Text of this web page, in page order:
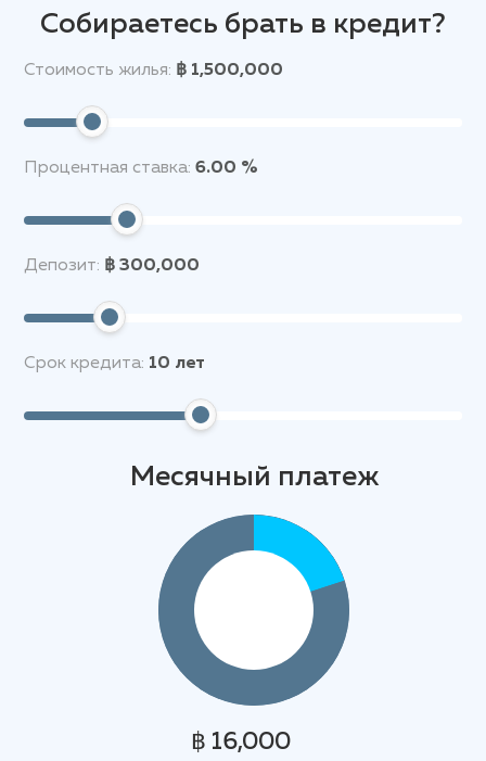
Собираетесь брать в кредит?
Стоимость жилья: ฿ 1,500,000
Процентная ставка: 6.00 %
Депозит: ฿ 300,000
Срок кредита: 10 лет
Месячный платеж
฿ 16,000